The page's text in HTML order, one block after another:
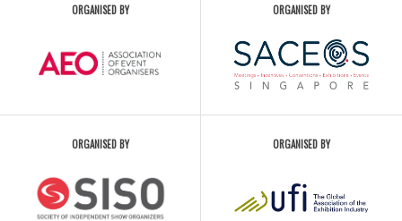
ORGANISED BY ORGANISED BY
ORGANISED BY ORGANISED BY